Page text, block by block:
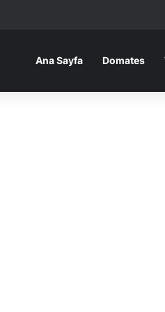
Ana Sayfa Domates